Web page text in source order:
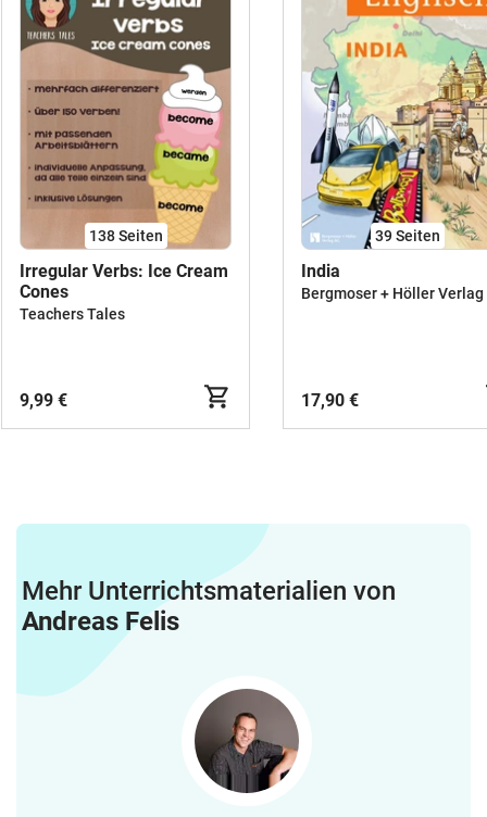
138Seiten
Irregular Verbs: Ice Cream
Cones
Teachers Tales
9,99 €
39Seiten
India
Bergmoser + Höller Verlag
17,90 €
Mehr Unterrichtsmaterialien von
Andreas Felis